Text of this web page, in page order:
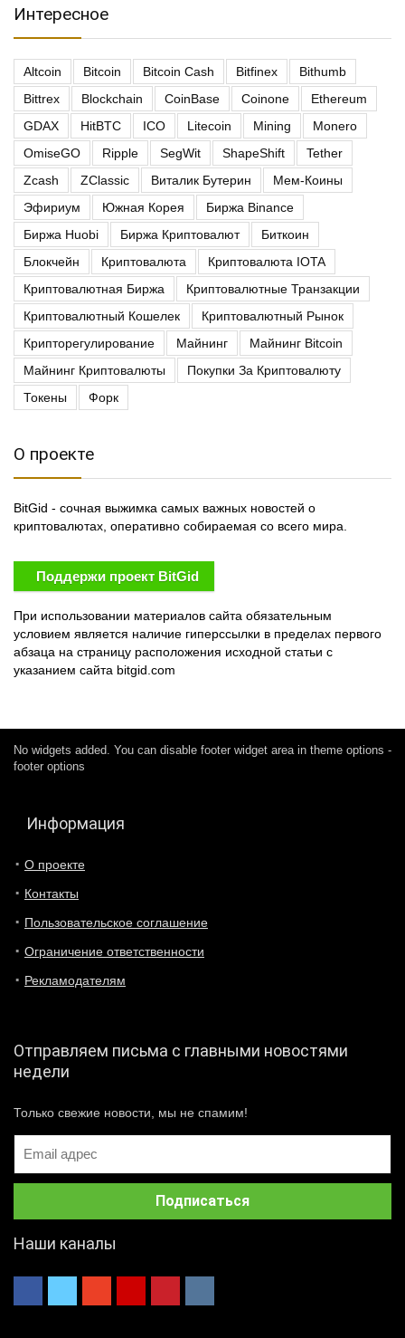
Интересное
Altcoin Bitcoin Bitcoin Cash Bitfinex
Bithumb
Bittrex
Blockchain CoinBase Coinone
Ethereum
GDAX
HitBTC ICO Litecoin Mining
Monero
OmiseGO
Ripple SegWit ShapeShift
Tether
Zcash
ZClassic Виталик Бутерин
Мем-Коины
Эфириум
Южная Корея
Биржа Binance
Биржа Huobi
Биржа Криптовалют
Биткоин
Блокчейн
Криптовалюта
Криптовалюта IOTA
Криптовалютная Биржа
Криптовалютные Транзакции
Криптовалютный Кошелек
Криптовалютный Рынок
Крипторегулирование
Майнинг
Майнинг Bitcoin
Майнинг Криптовалюты
Покупки За Криптовалюту
Токены
Форк
О проекте
BitGid - сочная выжимка самых важных новостей о
криптовалютах, оперативно собираемая со всего мира.
Поддержи проект BitGid
При использовании материалов сайта обязательным
условием является наличие гиперссылки в пределах первого
абзаца на страницу расположения исходной статьи с
указанием сайта bitgid.com
No widgets added. You can disable footer widget area in theme options -
footer options
Информация
О проекте
Контакты
Пользовательское соглашение
Ограничение ответственности
Рекламодателям
Отправляем письма с главными новостями
недели
Только свежие новости, мы не спамим!
Наши каналы